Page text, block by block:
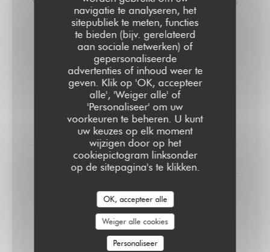
navigatie te analyseren, het
sitepubliek te meten, functies
te bieden (bijv. gerelateerd
aan sociale netwerken) of
gepersonaliseerde
advertenties of inhoud weer te
geven. Klik op 'OK, accepteer
alle', 'Weiger alle' of
'Personaliseer' om uw
voorkeuren te beheren. U kunt
uw keuzes op elk moment
wijzigen door op het
cookiepictogram linksonder
op de sitepagina's te klikken.
OK, accepteer alle
Weiger alle cookies
Personaliseer
Chimiques / Sans Filtrage.
VINS ROUGES
VIN ROSÉ
VIN BLANCS
PROSECCO
CHAMPAGNE
Fleury / Blanc de Noirs brut
Pinot noir / Biodynamie / Nature
29,00 EUR
Bouteille.
58,00 EUR
Bouteille.